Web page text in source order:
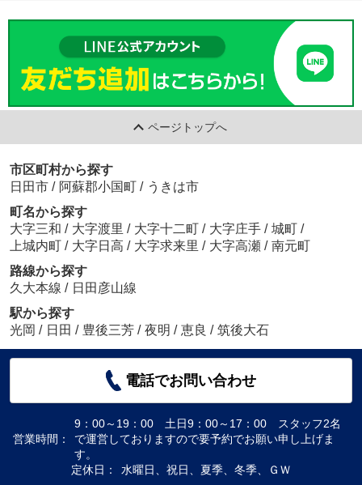
ページトップへ
市区町村から探す
日田市 / 阿蘇郡小国町 / うきは市
町名から探す
大字三和 / 大字渡里 / 大字十二町 / 大字庄手 / 城町 /
上城内町 / 大字日高 / 大字求来里 / 大字高瀬 / 南元町
路線から探す
久大本線 / 日田彦山線
駅から探す
光岡 / 日田 / 豊後三芳 / 夜明 / 恵良 / 筑後大石
電話でお問い合わせ
営業時間：
9：00～19：00 土日9：00～17：00 スタッフ2名
で運営しておりますので要予約でお願い申し上げま
す。
定休日：
水曜日、祝日、夏季、冬季、ＧＷ